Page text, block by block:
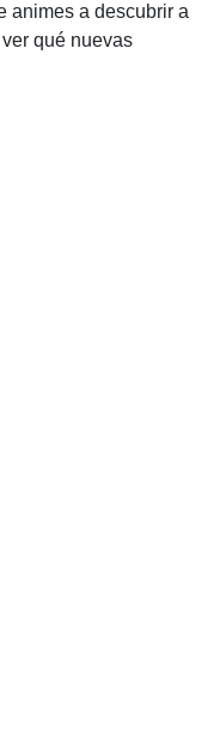
animes a descubrir a
qué nuevas